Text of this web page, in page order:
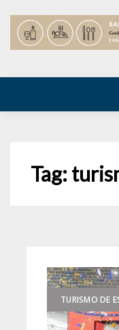
Tag:
TURISMO DE